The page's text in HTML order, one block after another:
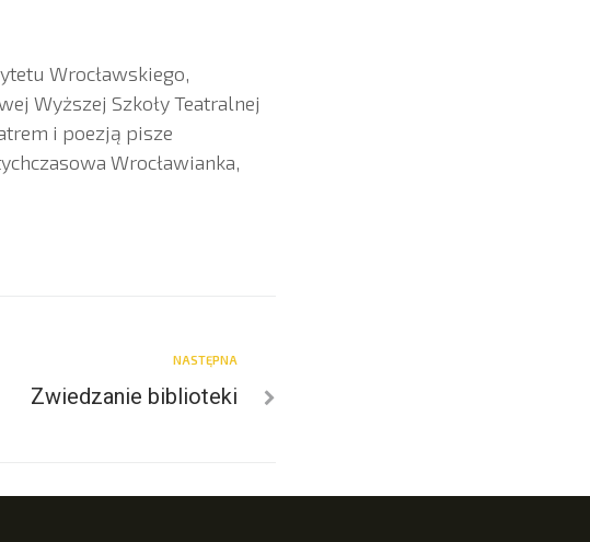
Wrocławskiego,
Wyższej Szkoły Teatralnej
i poezją pisze
Wrocławianka,
NASTĘPNA
Zwiedzanie biblioteki